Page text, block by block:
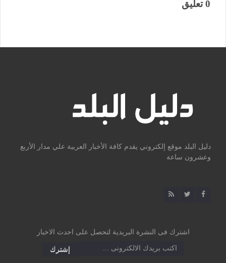
0 تعليق
دليل البلد موقع إلكتروني يقدم كافة الأخبار العربية علي مدار الأربع
وعشرون ساعة
اشترك فى النشرة البريدية لتحصل على احدث الاخبار